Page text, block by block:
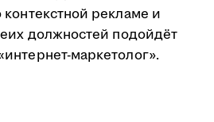
рекламе и
должностей подойдёт
маркетолог».